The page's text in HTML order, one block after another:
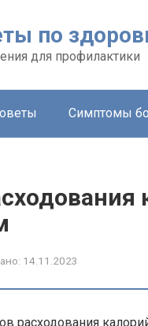
по
для профилактики
Симптомы
14.11.2023